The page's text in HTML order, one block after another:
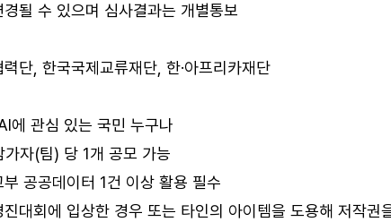
될 수 있으며 심사결과는 개별통보
단, 한국국제교류재단, 한·아프리카재단
에 관심 있는 국민 누구나
자(팀) 당 1개 공모 가능
공공데이터 1건 이상 활용 필수
대회에 입상한 경우 또는 타인의 아이템을 도용해 저작권